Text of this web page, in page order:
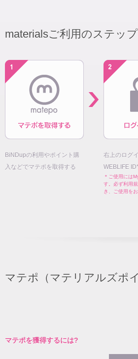
materialsご利用のステップ
BiNDupの利用やポイント購
入などでマテポを取得する
右上のログ
WEBLIFE
＊ご使用には
す。必ず利用
き、ご使用を
マテポ（マテリアルズポ
マテポを獲得するには?